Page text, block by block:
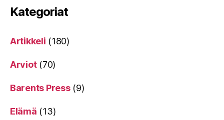
Kategoriat
Artikkeli (180)
Arviot(70)
Barents Press(9)
Elämä (13)